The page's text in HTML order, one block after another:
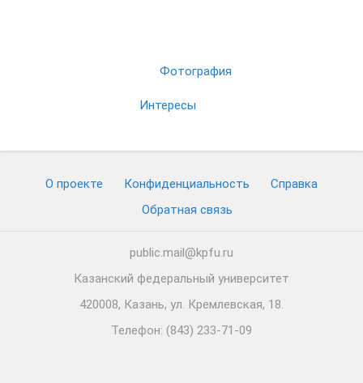
Фотография
Интересы
О проекте Конфиденциальность
Cправка
Обратная связь
public.mail@kpfu.ru
Казанский федеральный университет
420008, Казань, ул. Кремлевская, 18.
Телефон: (843) 233-71-09